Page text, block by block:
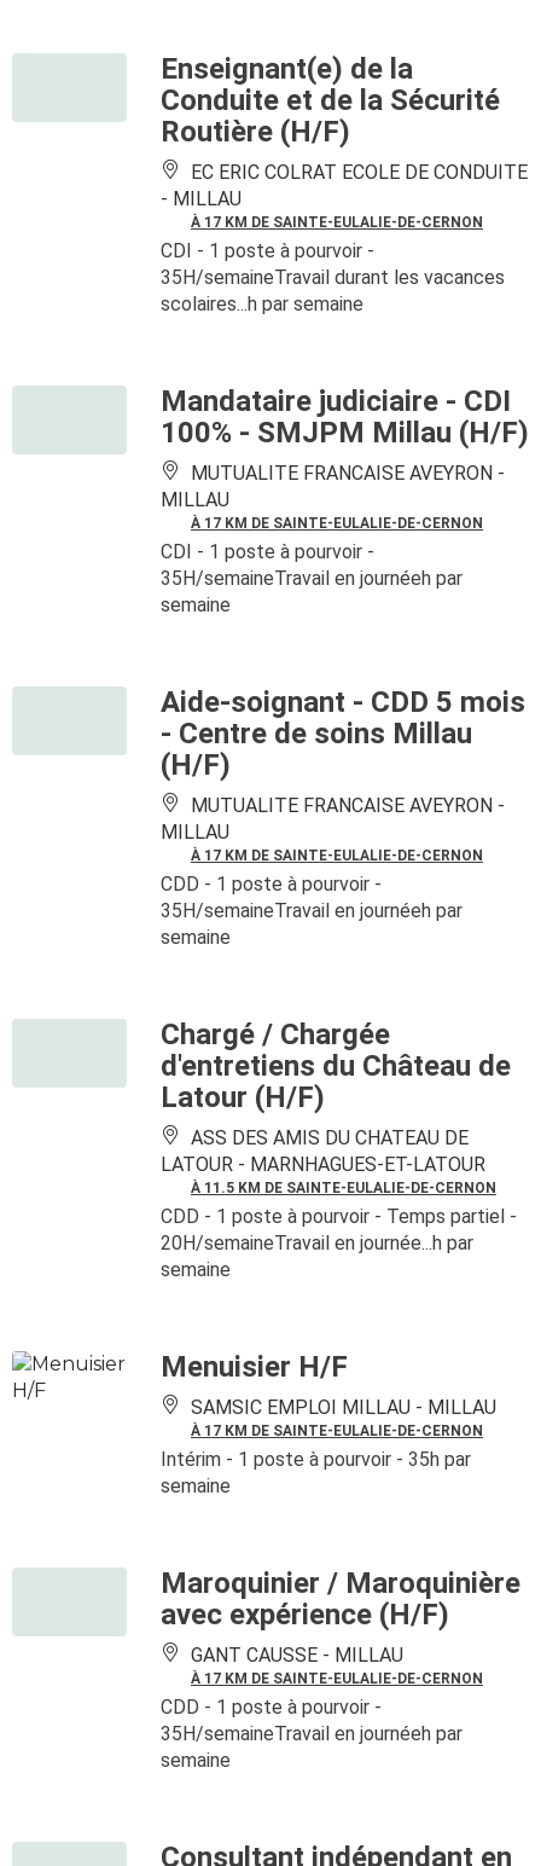
Enseignant(e) de la
Conduite et de la Sécurité
Routière (H/F)
EC ERIC COLRAT ECOLE DE CONDUITE
- MILLAU
À 17 KM DE SAINTE-EULALIE-DE-CERNON
CDI - 1 poste à pourvoir -
35H/semaineTravail durant les vacances
scolaires...h par semaine
Mandataire judiciaire - CDI
100% - SMJPM Millau (H/F)
MUTUALITE FRANCAISE AVEYRON -
MILLAU
À 17 KM DE SAINTE-EULALIE-DE-CERNON
CDI - 1 poste à pourvoir -
35H/semaineTravail en journéeh par
semaine
Aide-soignant - CDD 5 mois
- Centre de soins Millau
(H/F)
MUTUALITE FRANCAISE AVEYRON -
MILLAU
À 17 KM DE SAINTE-EULALIE-DE-CERNON
CDD - 1 poste à pourvoir -
35H/semaineTravail en journéeh par
semaine
Chargé / Chargée
d'entretiens du Château de
Latour (H/F)
ASS DES AMIS DU CHATEAU DE
LATOUR - MARNHAGUES-ET-LATOUR
À 11.5 KM DE SAINTE-EULALIE-DE-CERNON
CDD - 1 poste à pourvoir - Temps partiel -
20H/semaineTravail en journée...h par
semaine
Menuisier H/F
SAMSIC EMPLOI MILLAU - MILLAU
À 17 KM DE SAINTE-EULALIE-DE-CERNON
Intérim - 1 poste à pourvoir - 35h par
semaine
Maroquinier / Maroquinière
avec expérience (H/F)
GANT CAUSSE - MILLAU
À 17 KM DE SAINTE-EULALIE-DE-CERNON
CDD - 1 poste à pourvoir -
35H/semaineTravail en journéeh par
semaine
Consultant indépendant en